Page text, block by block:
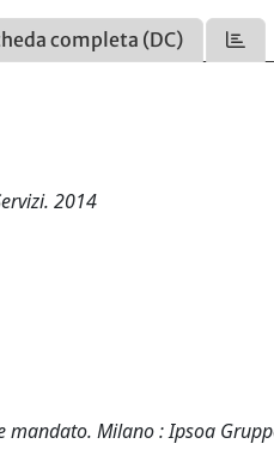
completa (DC)
2014
Milano : Ipsoa